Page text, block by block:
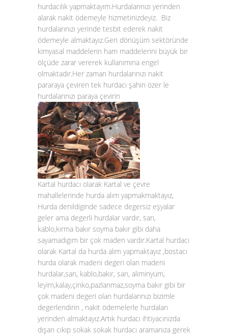
hurdacılık yapmaktayım.Hurdalarınızı yerinden
alarak nakit ödemeyle hizmetinizdeyiz. Biz
hurdalarınızı yerinde tesbit ederek nakit
ödemeyle almaktayız.Geri dönüşüm sektöründe
kimyasal maddelerin ham maddelerini büyük bir
ölçüde zarar vererek kullanımına engel
olmaktadır.Her zaman hurdalarınızı nakit
pararaya çeviren tek hurdacı şahin özer le
hurdalarınızı paraya çevirin
Kartal hurdacı olarak Kartal ve çevre
mahallelerinde hurda alım yapmakmaktayız,
Hurda denildiginde sadece degersiz eşyalar
geler ama degerli hurdalar vardır, sarı,
kablo,kırma bakır soyma bakır gibi daha
sayamadıgım bir çok maden vardır.Kartal hurdacı
olarak Kartal da hurda alım yapmaktayız ,bostacı
hurda olarak madeni degeri olan madeni
hurdalar,sarı, kablo,bakır, sarı, aliminyum,
leyim,kalay,çinko,pazlanmaz,soyma bakır gibi bir
çok madeni degeri olan hurdalarınızı bizimle
degerlendirin , nakit ödemelerle hurdaları
yerinden almaktayız.Artık hurdacı ihtiyacınızda
dışarı cıkıp sokak sokak hurdacı aramanıza gerek